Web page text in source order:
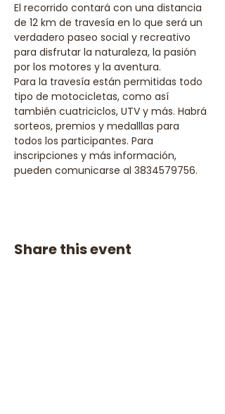
El recorrido contará con una distancia
de 12 km de travesía en lo que será un
verdadero paseo social y recreativo
para disfrutar la naturaleza, la pasión
por los motores y la aventura.
Para la travesía están permitidas todo
tipo de motocicletas, como así
también cuatriciclos, UTV y más. Habrá
sorteos, premios y medalllas para
todos los participantes. Para
inscripciones y más información,
pueden comunicarse al 3834579756.
Share this event